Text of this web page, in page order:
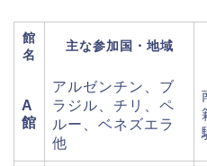
館
名
主な参加国・地域
A
館
アルゼンチン、ブ
ラジル、チリ、ペ
ルー、ベネズエラ
他